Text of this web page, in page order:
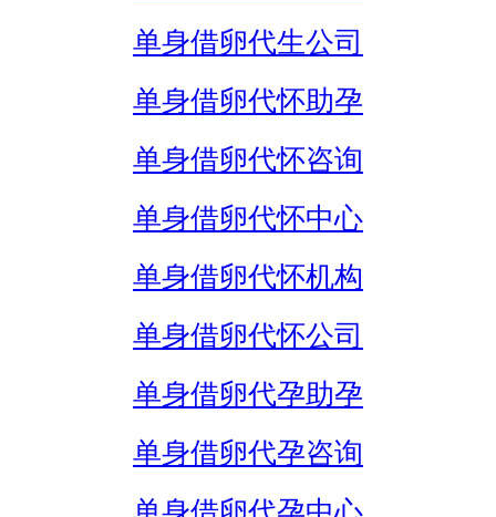
单身借卵代生公司
单身借卵代怀助孕
单身借卵代怀咨询
单身借卵代怀中心
单身借卵代怀机构
单身借卵代怀公司
单身借卵代孕助孕
单身借卵代孕咨询